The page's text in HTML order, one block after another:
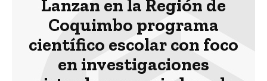
Lanzan en la Región de
Coquimbo programa
científico escolar con foco
en investigaciones